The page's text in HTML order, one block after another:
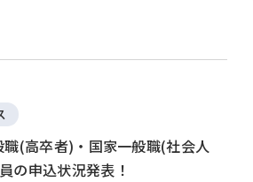
(高卒者)・国家一般職(社会人
の申込状況発表！